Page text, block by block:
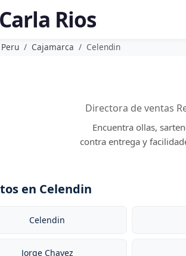
Carla Rios
Peru Cajamarca Celendin
Directora de ventas
Encuentra ollas,
contra entrega y
en Celendin
Celendin
Jorge Chavez